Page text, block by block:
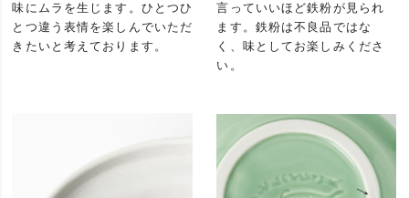
味にムラを生じます。ひとつひ
とつ違う表情を楽しんでいただ
きたいと考えております。
言っていいほど鉄粉が見られ
ます。鉄粉は不良品ではな
く、味としてお楽しみくださ
い。